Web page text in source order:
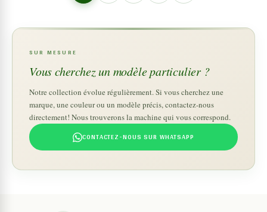
SUR MESURE
Vous cherchez un modèle particulier ?
Notre collection évolue régulièrement. Si vous cherchez une
marque, une couleur ou un modèle précis, contactez-nous
directement! Nous trouverons la machine qui vous correspond.
CONTACTEZ-NOUS SUR WHATSAPP